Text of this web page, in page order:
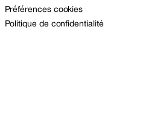
Préférences cookies
Politique de confidentialité